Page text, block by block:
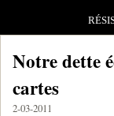
Notre dette
cartes
2-03-2011